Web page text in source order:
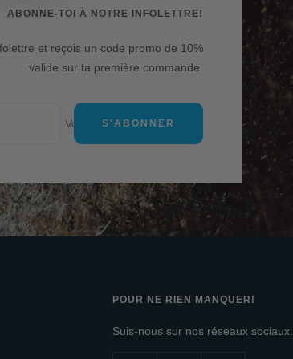
ABONNE-TOI À NOTRE INFOLETTRE!
et reçois un code promo de 10%
valide sur ta première commande.
Votre e-mailS'ABONNER
POUR NE RIEN MANQUER!
Suis-nous sur nos réseaux sociaux.